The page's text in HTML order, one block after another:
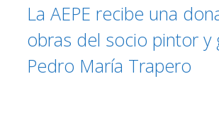
La AEPE recibe una
obras del socio pintor y
Pedro María Trapero